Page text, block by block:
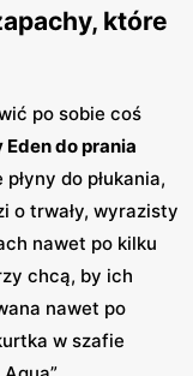
które
po sobie coś
do prania
do płukania,
o trwały, wyrazisty
nawet po kilku
chcą, by ich
nawet po
w szafie